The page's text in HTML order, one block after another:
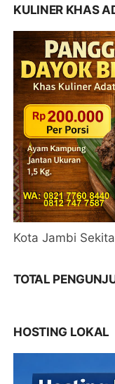
KULINER KHAS
Kota Jambi
TOTAL
HOSTING LOKAL